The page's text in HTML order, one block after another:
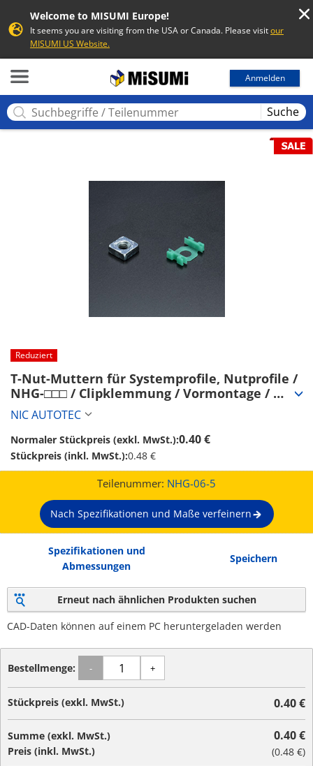
Welcome to MISUMI Europe!
It seems you are visiting from the USA or Canada. Please visitour
MISUMI US Website.
Anmelden
Suche
Reduziert
T-Nut-Muttern für Systemprofile, Nutprofile /
NHG-□□□ / Clipklemmung / Vormontage /
quadratisch (NHG-06-5)
NIC AUTOTEC
Normaler Stückpreis (exkl. MwSt.):0.40 €
Stückpreis (inkl. MwSt.):0.48 €
Teilenummer: NHG-06-5
Nach Spezifikationen und Maße verfeinern
Spezifikationen und
Abmessungen
Speichern
Erneut nach ähnlichen Produkten suchen
CAD-Daten können auf einem PC heruntergeladen werden
Bestellmenge: - +
Stückpreis (exkl. MwSt.) 0.40 €
Summe (exkl. MwSt.)
Preis (inkl. MwSt.)
0.40 €
(0.48 €)